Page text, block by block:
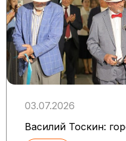
03.07.2026
Василий Тоскин: